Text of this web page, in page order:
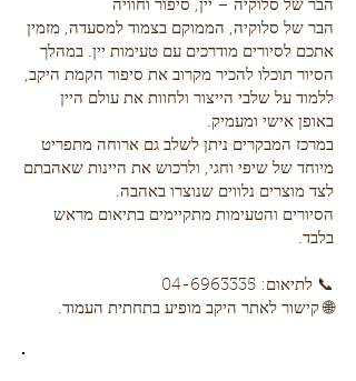
הבר של סלוקיה – יין, סיפור וחוויה
הבר של סלוקיה, הממוקם בצמוד למסעדה, מזמין
אתכם לסיורים מודרכים עם טעימות יין. במהלך
הסיור תוכלו להכיר מקרוב את סיפור הקמת היקב,
ללמוד על שלבי הייצור ולחוות את עולם היין
באופן אישי ומעמיק.
במרכז המבקרים ניתן לשלב גם ארוחה מתפריט
מיוחד של שיפי וחגי, ולרכוש את היינות שאהבתם
לצד מוצרים נלווים שנוצרו באהבה.
הסיורים והטעימות מתקיימים בתיאום מראש
בלבד.
📞 לתיאום: 04-6963335
🌐 קישור לאתר היקב מופיע בתחתית העמוד.